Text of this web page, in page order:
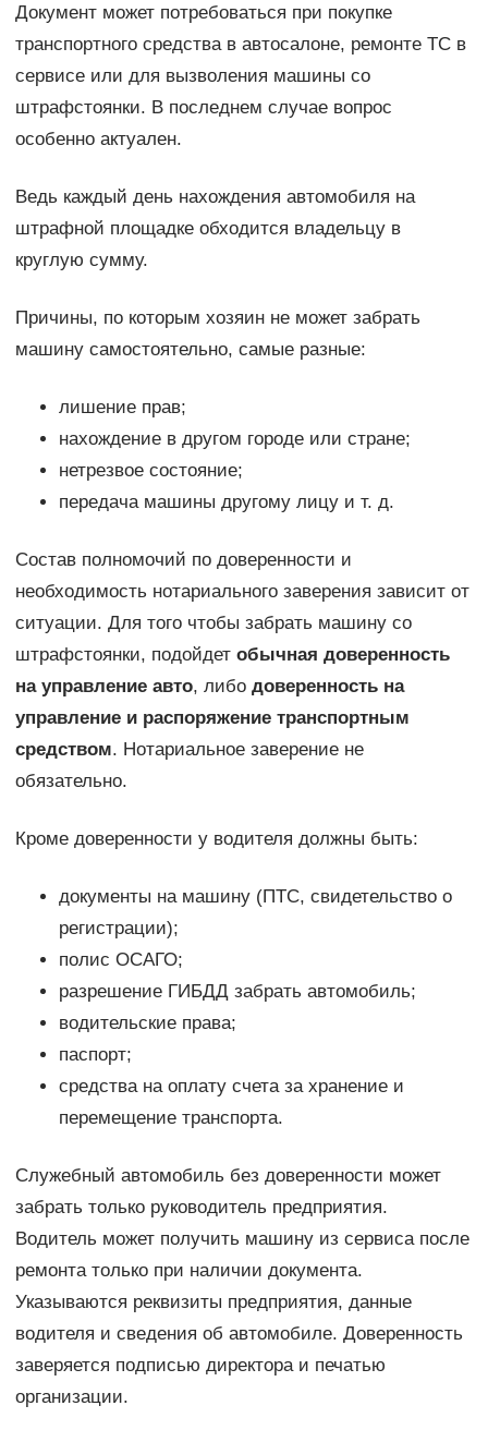
Документ может потребоваться при покупке
транспортного средства в автосалоне, ремонте ТС в
сервисе или для вызволения машины со
штрафстоянки. В последнем случае вопрос
особенно актуален.
Ведь каждый день нахождения автомобиля на
штрафной площадке обходится владельцу в
круглую сумму.
Причины, по которым хозяин не может забрать
машину самостоятельно, самые разные:
лишение прав;
нахождение в другом городе или стране;
нетрезвое состояние;
передача машины другому лицу и т. д.
Состав полномочий по доверенности и
необходимость нотариального заверения зависит от
ситуации. Для того чтобы забрать машину со
штрафстоянки, подойдет обычная доверенность
на управление авто, либо доверенность на
управление и распоряжение транспортным
средством. Нотариальное заверение не
обязательно.
Кроме доверенности у водителя должны быть:
документы на машину (ПТС, свидетельство о
регистрации);
полис ОСАГО;
разрешение ГИБДД забрать автомобиль;
водительские права;
паспорт;
средства на оплату счета за хранение и
перемещение транспорта.
Служебный автомобиль без доверенности может
забрать только руководитель предприятия.
Водитель может получить машину из сервиса после
ремонта только при наличии документа.
Указываются реквизиты предприятия, данные
водителя и сведения об автомобиле. Доверенность
заверяется подписью директора и печатью
организации.